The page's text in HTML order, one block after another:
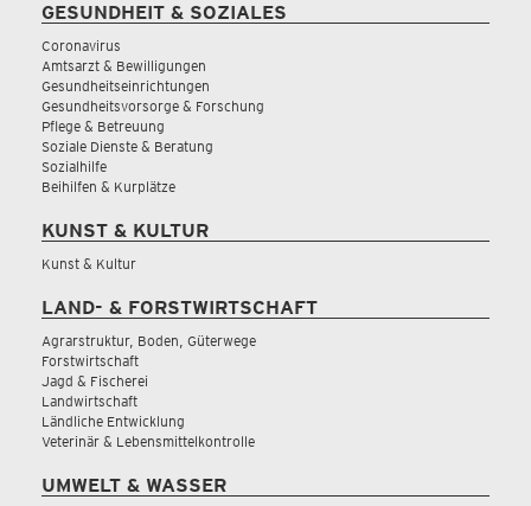
GESUNDHEIT & SOZIALES
Coronavirus
Amtsarzt & Bewilligungen
Gesundheitseinrichtungen
Gesundheitsvorsorge & Forschung
Pflege & Betreuung
Soziale Dienste & Beratung
Sozialhilfe
Beihilfen & Kurplätze
KUNST & KULTUR
Kunst & Kultur
LAND- & FORSTWIRTSCHAFT
Agrarstruktur, Boden, Güterwege
Forstwirtschaft
Jagd & Fischerei
Landwirtschaft
Ländliche Entwicklung
Veterinär & Lebensmittelkontrolle
UMWELT & WASSER